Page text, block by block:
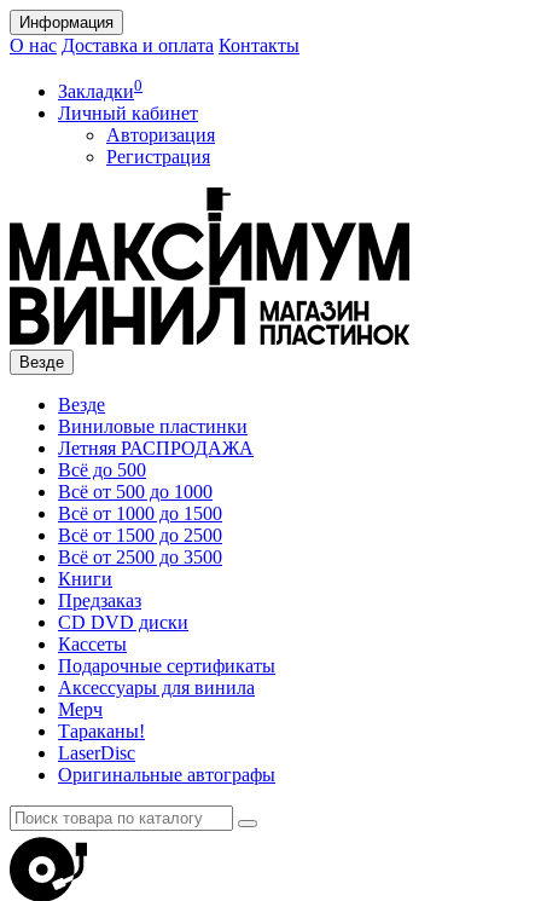
Информация
О нас Доставка и оплата Контакты
Закладки0
Личный кабинет
Авторизация
Регистрация
Везде
Везде
Виниловые пластинки
Летняя РАСПРОДАЖА
Всё до 500
Всё от 500 до 1000
Всё от 1000 до 1500
Всё от 1500 до 2500
Всё от 2500 до 3500
Книги
Предзаказ
CD DVD диски
Кассеты
Подарочные сертификаты
Аксессуары для винила
Мерч
Тараканы!
LaserDisc
Оригинальные автографы